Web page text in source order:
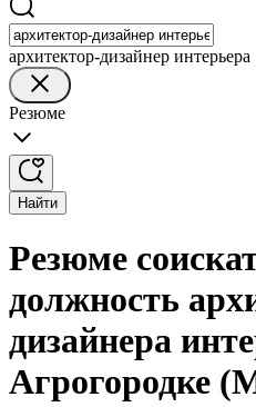
архитектор-дизайнер интерьера
Резюме
Найти
Резюме
должность
дизайнера
Агрогородке